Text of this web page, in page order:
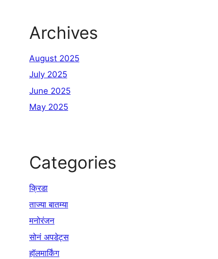
Archives
August 2025
July 2025
June 2025
May 2025
Categories
क्रिडा
ताज्या बातम्या
मनोरंजन
सोनं अपडेट्स
हॉलमार्किंग